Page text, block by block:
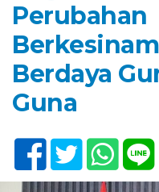
Perubahan
Berdaya
Guna